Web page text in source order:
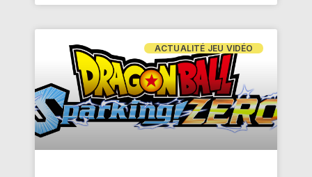
ACTUALITÉ JEU VIDÉO